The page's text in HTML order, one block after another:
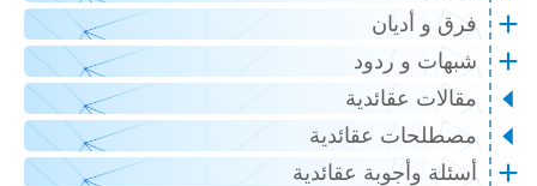
فرق و أديان
شبهات و ردود
مقالات عقائدية
مصطلحات عقائدية
أسئلة وأجوبة عقائدية